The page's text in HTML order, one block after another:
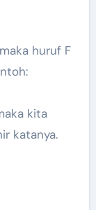
huruf F
kita
katanya.